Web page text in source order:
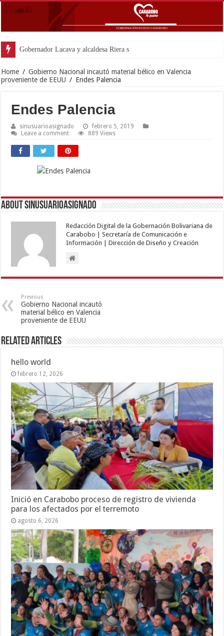
Gobernador Lacava y alcaldesa Riera supervisaron avances de reconst
Home / Gobierno Nacional incautó material bélico en Valencia
proveniente de EEUU / Endes Palencia
Endes Palencia
sinusuarioasignado
febrero 5, 2019
Leave a comment
889 Views
About sinusuarioasignado
Redacción Digital de la Gobernación Bolivariana de
Carabobo | Secretaría de Comunicación e
Información | Dirección de Diseño y Creación
Previous
Gobierno Nacional incautó
material bélico en Valencia
proveniente de EEUU
Related Articles
hello world
febrero 12, 2026
Inició en Carabobo proceso de registro de vivienda
para los afectados por el terremoto
agosto 6, 2026